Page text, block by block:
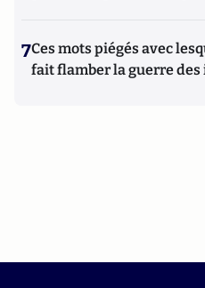
7Ces mots piégés avec
fait flamber la guerre des